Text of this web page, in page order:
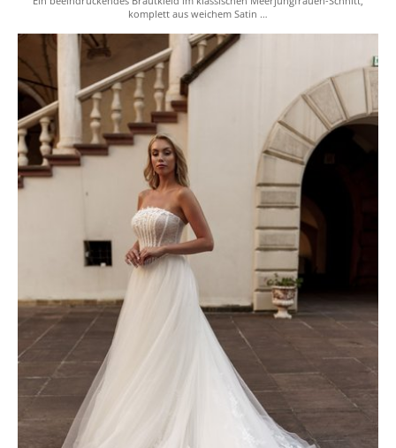
komplett aus weichem Satin …